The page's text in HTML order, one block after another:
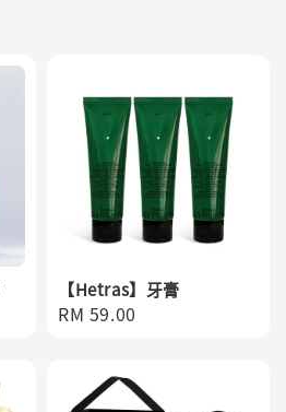
【Hetras】牙膏
Regular
RM 59.00